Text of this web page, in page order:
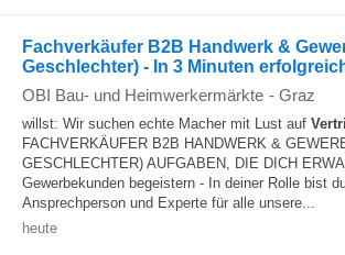
Fachverkäufer B2B Handwerk &
Geschlechter) - In 3 Minuten
OBI Bau- und Heimwerkermärkte - Graz
willst: Wir suchen echte Macher mit Lust auf
FACHVERKÄUFER B2B HANDWERK &
GESCHLECHTER) AUFGABEN, DIE DICH
Gewerbekunden begeistern - In deiner Rolle bist
Ansprechperson und Experte für alle unsere...
heute